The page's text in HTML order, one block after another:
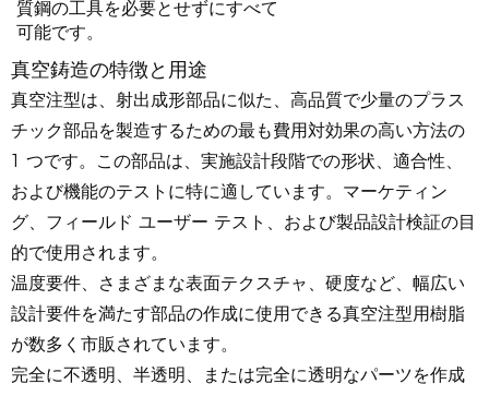
質鋼の工具を必要とせずにすべて
可能です。
真空鋳造の特徴と用途
真空注型は、射出成形部品に似た、高品質で少量のプラス
チック部品を製造するための最も費用対効果の高い方法の
1 つです。この部品は、実施設計段階での形状、適合性、
および機能のテストに特に適しています。マーケティン
グ、フィールド ユーザー テスト、および製品設計検証の目
的で使用されます。
温度要件、さまざまな表面テクスチャ、硬度など、幅広い
設計要件を満たす部品の作成に使用できる真空注型用樹脂
が数多く市販されています。
完全に不透明、半透明、または完全に透明なパーツを作成